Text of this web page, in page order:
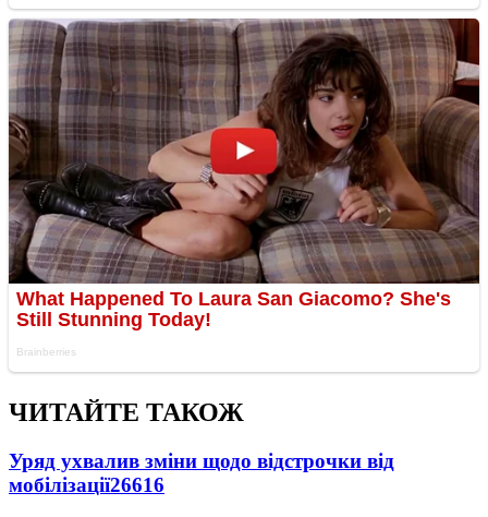
ЧИТАЙТЕ ТАКОЖ
Уряд ухвалив зміни щодо відстрочки від
мобілізації26616